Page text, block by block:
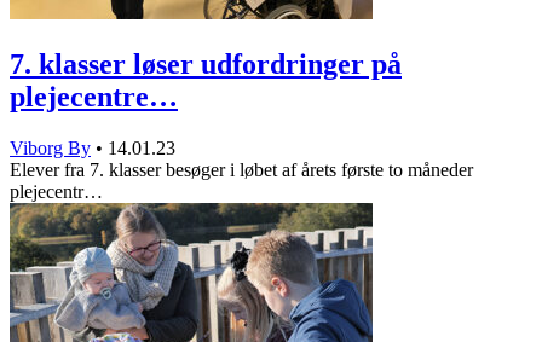
7. klasser løser udfordringer på
plejecentre…
Viborg By • 14.01.23
Elever fra 7. klasser besøger i løbet af årets første to måneder
plejecentr…